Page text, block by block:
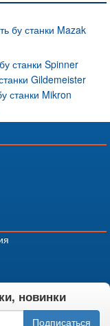
новинки
Подписаться